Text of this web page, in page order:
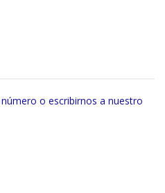
o escribirnos a nuestro